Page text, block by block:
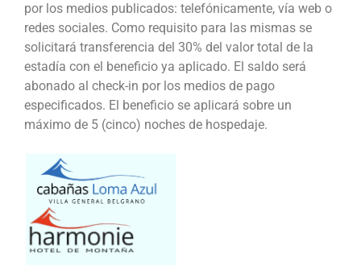
por los medios publicados: telefónicamente, vía web o
redes sociales. Como requisito para las mismas se
solicitará transferencia del 30% del valor total de la
estadía con el beneficio ya aplicado. El saldo será
abonado al check-in por los medios de pago
especificados. El beneficio se aplicará sobre un
máximo de 5 (cinco) noches de hospedaje.